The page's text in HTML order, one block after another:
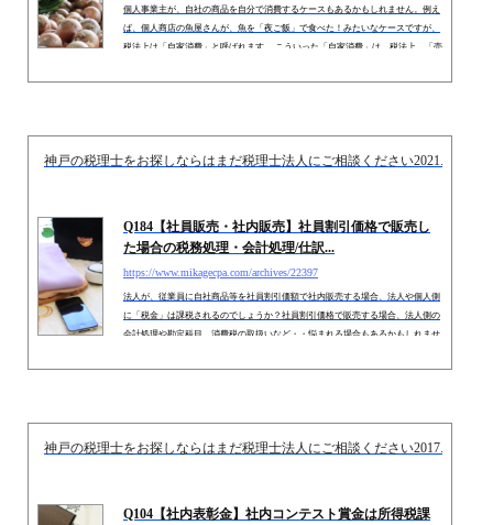
個人事業主が、自社の商品を自分で消費するケースもあるかもしれません。例え
ば、個人商店の魚屋さんが、魚を「夜ご飯」で食べた！みたいなケースですが、
税法上は「自家消費」と呼ばれます。 こういった「自家消費」は、税法上、「売
に売上で計上する金額などをお伝えします。 １．自家消費に該当する場合・しな
神戸の税理士をお探しならはまだ税理士法人にご相談ください2021.09.01
Q184【社員販売・社内販売】社員割引価格で販売し
た場合の税務処理・会計処理/仕訳...
https://www.mikagecpa.com/archives/22397
法人が、従業員に自社商品等を社員割引価額で社内販売する場合、法人や個人側
に「税金」は課税されるのでしょうか？社員割引価格で販売する場合、法人側の
会計処理や勘定科目、消費税の取扱いなど・・悩まれる場合もあるかもしれませ
ます。 １. 所得税・法人税の規定（１） 原則従業員に対して値引き販売する場合
神戸の税理士をお探しならはまだ税理士法人にご相談ください2017.11.02
Q104【社内表彰金】社内コンテスト賞金は所得税課